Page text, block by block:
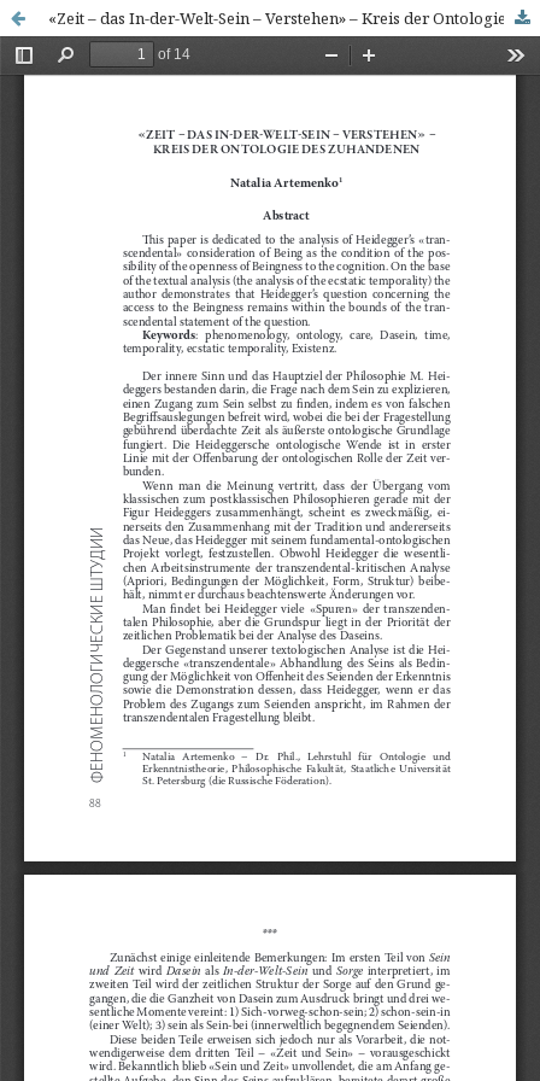
«Zeit – das In-der-Welt-Sein – Verstehen» – Kreis der Ontologie des Zuhandenen